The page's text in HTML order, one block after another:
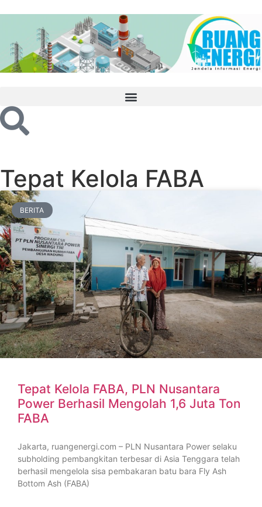
Tepat Kelola FABA
BERITA
Tepat Kelola FABA, PLN Nusantara
Power Berhasil Mengolah 1,6 Juta Ton
FABA
Jakarta, ruangenergi.com – PLN Nusantara Power selaku
subholding pembangkitan terbesar di Asia Tenggara telah
berhasil mengelola sisa pembakaran batu bara Fly Ash
Bottom Ash (FABA)